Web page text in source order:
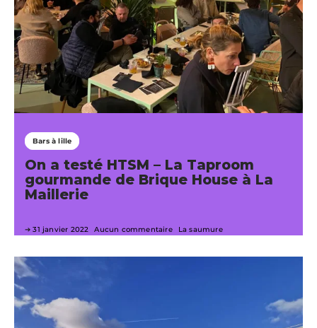
Bars à lille
On a testé HTSM – La Taproom
gourmande de Brique House à La
Maillerie
31 janvier 2022 Aucun commentaire La saumure